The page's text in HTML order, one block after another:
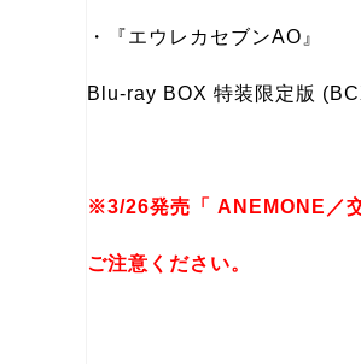
・『エウレカセブンAO』
Blu-ray BOX 特装限定版
※3/26発売「 ANEMONE／
ご注意ください。